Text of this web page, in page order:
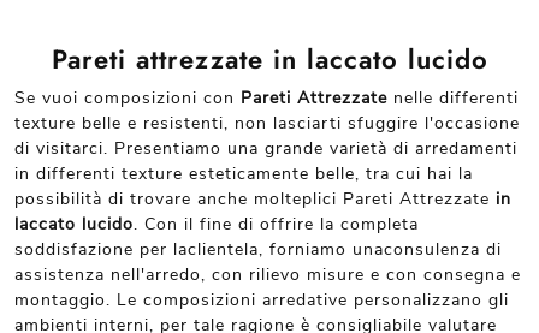
Pareti attrezzate in laccato lucido
Se vuoi composizioni con Pareti Attrezzate nelle differenti
texture belle e resistenti, non lasciarti sfuggire l'occasione
di visitarci. Presentiamo una grande varietà di arredamenti
in differenti texture esteticamente belle, tra cui hai la
possibilità di trovare anche molteplici Pareti Attrezzate in
laccato lucido. Con il fine di offrire la completa
soddisfazione per laclientela, forniamo unaconsulenza di
assistenza nell'arredo, con rilievo misure e con consegna e
montaggio. Le composizioni arredative personalizzano gli
ambienti interni, per tale ragione è consigliabile valutare